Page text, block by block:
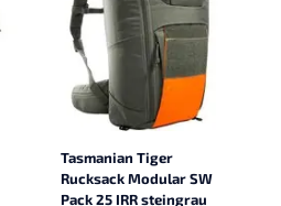
Tasmanian Tiger
Rucksack Modular SW
Pack 25 IRR steingrau